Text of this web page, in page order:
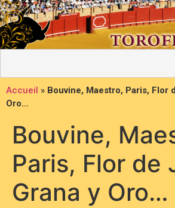
Accueil » Bouvine, Maestro, Paris, Flor
Oro…
Bouvine,
Paris, Flor de
Grana y Oro…